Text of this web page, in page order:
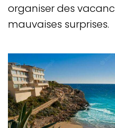
organiser des
mauvaises surprises.